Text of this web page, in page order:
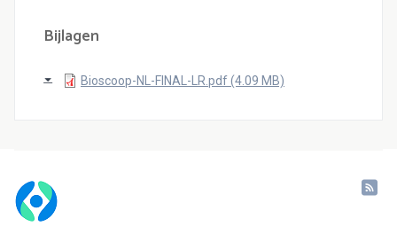
Bijlagen
Bioscoop-NL-FINAL-LR.pdf (4.09 MB)